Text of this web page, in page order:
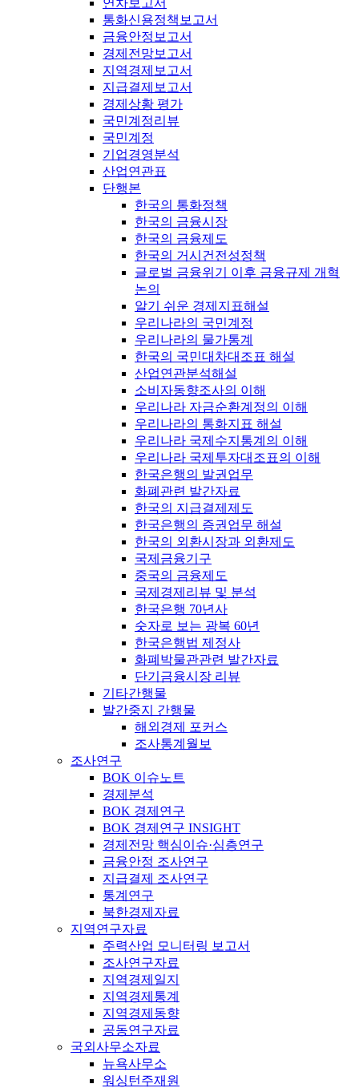
연차보고서
통화신용정책보고서
금융안정보고서
경제전망보고서
지역경제보고서
지급결제보고서
경제상황 평가
국민계정리뷰
국민계정
기업경영분석
산업연관표
단행본
한국의 통화정책
한국의 금융시장
한국의 금융제도
한국의 거시건전성정책
글로벌 금융위기 이후 금융규제 개혁
논의
알기 쉬운 경제지표해설
우리나라의 국민계정
우리나라의 물가통계
한국의 국민대차대조표 해설
산업연관분석해설
소비자동향조사의 이해
우리나라 자금순환계정의 이해
우리나라의 통화지표 해설
우리나라 국제수지통계의 이해
우리나라 국제투자대조표의 이해
한국은행의 발권업무
화폐관련 발간자료
한국의 지급결제제도
한국은행의 증권업무 해설
한국의 외환시장과 외환제도
국제금융기구
중국의 금융제도
국제경제리뷰 및 분석
한국은행 70년사
숫자로 보는 광복 60년
한국은행법 제정사
화폐박물관관련 발간자료
단기금융시장 리뷰
기타간행물
발간중지 간행물
해외경제 포커스
조사통계월보
조사연구
BOK 이슈노트
경제분석
BOK 경제연구
BOK 경제연구 INSIGHT
경제전망 핵심이슈·심층연구
금융안정 조사연구
지급결제 조사연구
통계연구
북한경제자료
지역연구자료
주력산업 모니터링 보고서
조사연구자료
지역경제일지
지역경제통계
지역경제동향
공동연구자료
국외사무소자료
뉴욕사무소
워싱턴주재원